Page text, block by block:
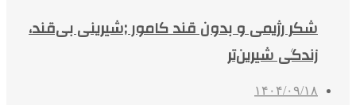
شکر رژیمی و بدون قند کامور ;شیرینی بی‌قند،
زندگی شیرین‌تر
۱۴۰۴/۰۹/۱۸